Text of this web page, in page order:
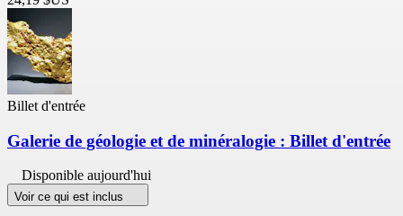
Billet d'entrée
Galerie de géologie et de minéralogie : Billet d'entrée
Disponible aujourd'hui
Voir ce qui est inclus